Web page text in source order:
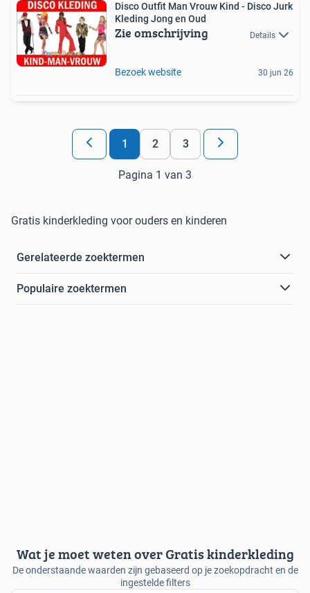
Disco Outfit Man Vrouw Kind - Disco Jurk
Kleding Jong en Oud
Zie omschrijving Details
Bezoek website 30 jun 26
1 2 3
Pagina 1 van 3
Gratis kinderkleding voor ouders en kinderen
Gerelateerde zoektermen
Populaire zoektermen
Wat je moet weten over Gratis kinderkleding
De onderstaande waarden zijn gebaseerd op je zoekopdracht en de
ingestelde filters